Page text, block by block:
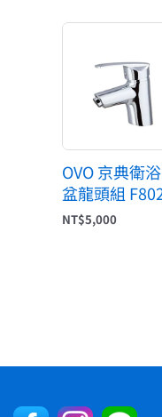
OVO 京典衛
盆龍頭組
NT$5,000